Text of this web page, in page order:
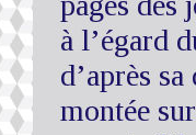
à l’égard
d’après
montée